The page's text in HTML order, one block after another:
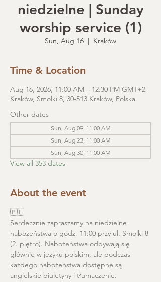
niedzielne | Sunday
worship service (1)
Sun, Aug 16
  |
Kraków
Time & Location
Aug 16, 2026, 11:00 AM – 12:30 PM GMT+2
Kraków, Smolki 8, 30-513 Kraków, Polska
Other dates
Sun, Aug 09, 11:00 AM
Sun, Aug 23, 11:00 AM
Sun, Aug 30, 11:00 AM
View all 353 dates
About the event
🇵🇱
Serdecznie zapraszamy na niedzielne
nabożeństwa o godz. 11:00 przy ul. Smolki 8
(2. piętro). Nabożeństwa odbywają się
głównie w języku polskim, ale podczas
każdego nabożeństwa dostępne są
angielskie biuletyny i tłumaczenie.